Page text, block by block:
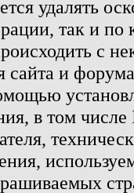
удалять
так и по
с
сайта и
в том